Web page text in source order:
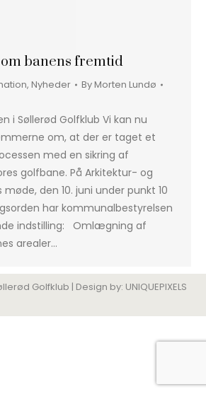
banens fremtid
, Nyheder ByMorten Lundø
i Søllerød Golfklub Vi kan nu
om, at der er taget et
med en sikring af
golfbane. På Arkitektur- og
den 10. juni under punkt 10
har kommunalbestyrelsen
indstilling: Omlægning af
arealer…
Golfklub | Design by: UNIQUEPIXELS